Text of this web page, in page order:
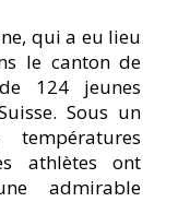
qui a eu lieu
le canton de
124 jeunes
Sous un
athlètes ont
admirable